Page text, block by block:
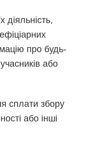
діяльність,
про будь-
або
сплати збору
або інші